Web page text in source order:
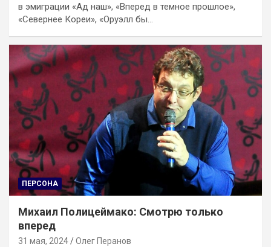
в эмиграции «Ад наш», «Вперед в темное прошлое»,
«Севернее Кореи», «Оруэлл бы…
ПЕРСОНА
Михаил Полицеймако: Смотрю только
вперед
31 мая, 2024 Олег Перанов